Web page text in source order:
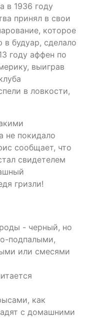
в 1936 году
принял в свои
которое
будуар, сделало
году аффен по
выиграв
в ловкости,
не покидало
сообщает, что
свидетелем
гризли!
- черный, но
подпалыми,
или смесями
как
с домашними